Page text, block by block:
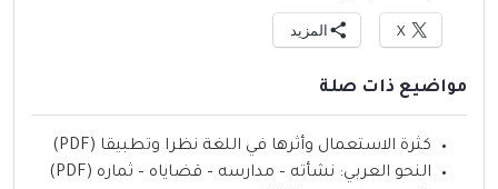
X المزيد
مواضيع ذات صلة
كثرة الاستعمال وأثرها في اللغة نظرا وتطبيقا (PDF)
النحو العربي: نشأته – مدارسه – قضاياه – ثماره (PDF)